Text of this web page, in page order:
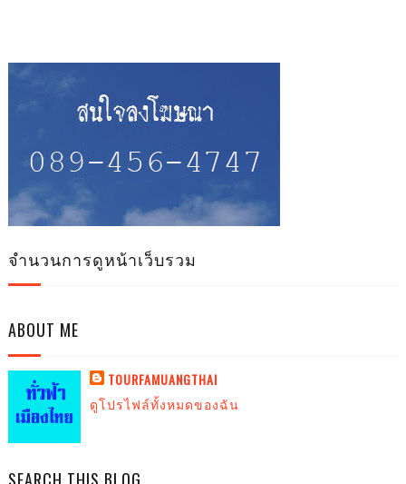
จำนวนการดูหน้าเว็บรวม
ABOUT ME
TOURFAMUANGTHAI
ดูโปรไฟล์ทั้งหมดของฉัน